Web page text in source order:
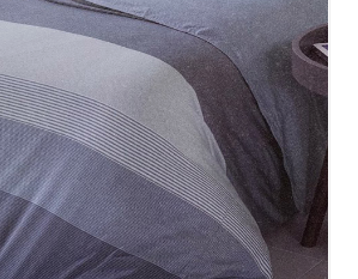
일론 누비 이불커버 - 블루